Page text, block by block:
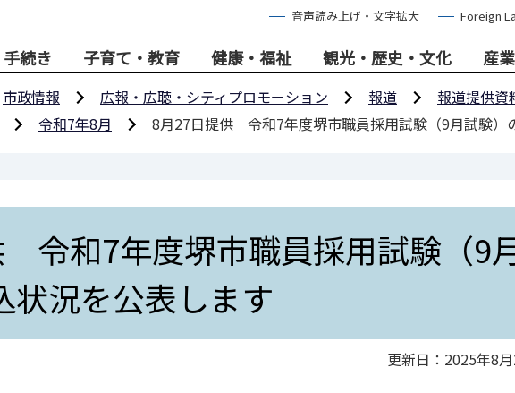
音声読み上げ・文字拡大 Foreign
続き 子育て・教育 健康・福祉 観光・歴史・文化 産
市政情報 広報・広聴・シティプロモーション 報道
報道提供資
令和7年8月 8月27日提供 令和7年度堺市職員採用試験（9月試験）
令和7年度堺市職員採用試験（9
状況を公表します
更新日：2025年8